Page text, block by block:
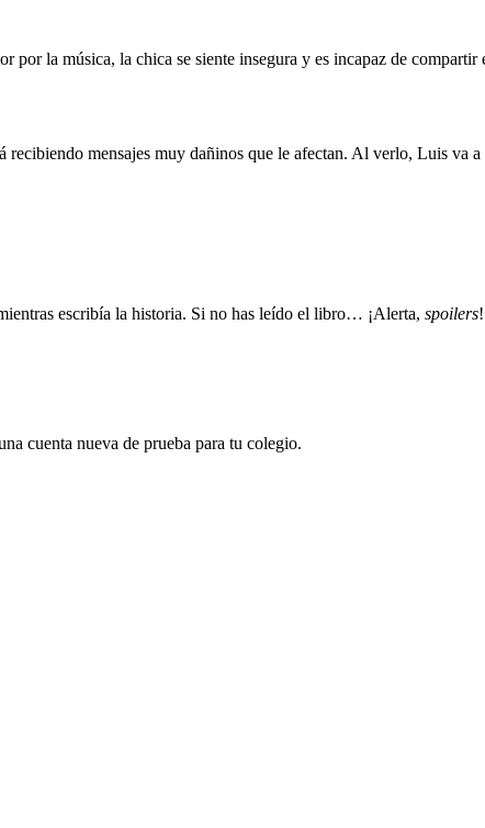
por la música, la chica se siente insegura y es incapaz de
recibiendo mensajes muy dañinos que le afectan. Al verlo, Luis va
escribía la historia. Si no has leído el libro… ¡Alerta, spoilers!
cuenta nueva de prueba para tu colegio.